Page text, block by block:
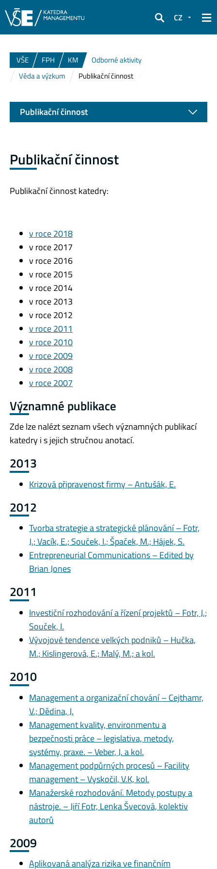
Hledat
CZ
VŠE FPH KM
Odborné aktivity
Věda a výzkum
Publikační činnost
Publikační činnost
Publikační činnost katedry:
v roce 2018
v roce 2017
v roce 2016
v roce 2015
v roce 2014
v roce 2013
v roce 2012
v roce 2011
v roce 2010
v roce 2009
v roce 2008
v roce 2007
Významné publikace
Zde lze nalézt seznam všech významných publikací
katedry i s jejich stručnou anotací.
2013
Krizová připravenost firmy – Antušák, E.
2012
Tvorba strategie a strategické plánování – Fotr,
J.; Vacík, E.; Souček, I.; Špaček, M.; Hájek, S.
Entrepreneurial Communications – Edited by
Brian Jones
2011
Investiční rozhodování a řízení projektů – Fotr, J.;
Souček, I.
Vývojové tendence velkých podniků – Hučka,
M.; Kislingerová, E.; Malý, M.; a kol.
2010
Management a organizační chování – Cejthamr,
V.; Dědina, J.
Management kvality, environmentu a
bezpečnosti práce – legislativa, metody,
systémy, praxe. – Veber, J. a kol.
Management podpůrných procesů – Facility
management – Vyskočil, V.K, kol.
Manažerské rozhodování. Metody postupy a
nástroje. – Jiří Fotr, Lenka Švecová, kolektiv
autorů
2009
Aplikovaná analýza rizika ve finančním
Publikační činnost